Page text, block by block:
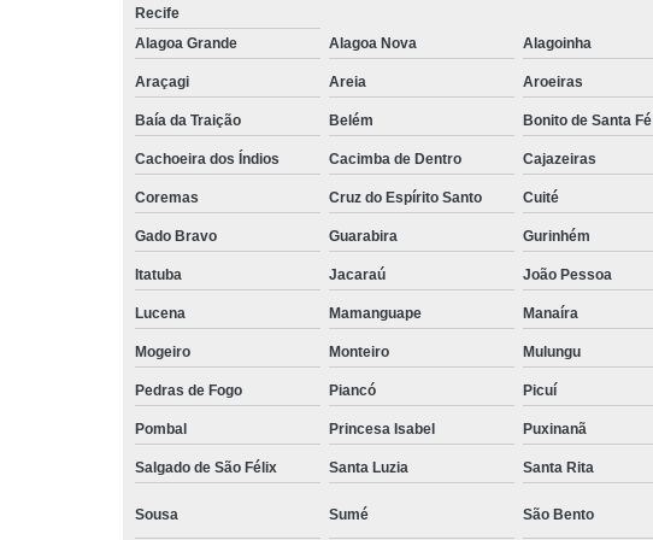
coworking
Escritórios
virtuais
Espaço comercial
Espaço de
coworkings
compartilhados
Espaços
compartilhados
para locação
Espaços
coworking
Espaços
coworkings
Recife
Alagoa Grande
Alagoa Nova Alagoinha
Araçagi Areia Aroeiras
Baía da Traição Belém Bonito de Santa Fé
Cachoeira dos Índios Cacimba de Dentro Cajazeiras
Coremas Cruz do Espírito Santo Cuité
Gado Bravo Guarabira Gurinhém
Itatuba Jacaraú João Pessoa
Lucena Mamanguape Manaíra
Mogeiro Monteiro Mulungu
Pedras de Fogo Piancó Picuí
Pombal Princesa Isabel Puxinanã
Salgado de São Félix Santa Luzia Santa Rita
Sousa Sumé São Bento